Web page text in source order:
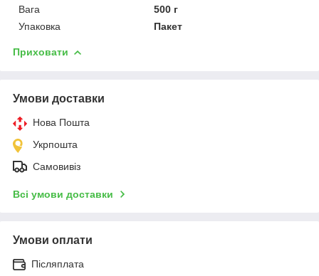
Вага
500 г
Упаковка
Пакет
Приховати
Умови доставки
Нова Пошта
Укрпошта
Самовивіз
Всі умови доставки
Умови оплати
Післяплата